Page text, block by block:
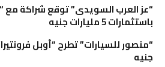
“عز العرب السويدى” توقع شراكة مع
باستثمارات 5 مليارات جنيه
جنيه